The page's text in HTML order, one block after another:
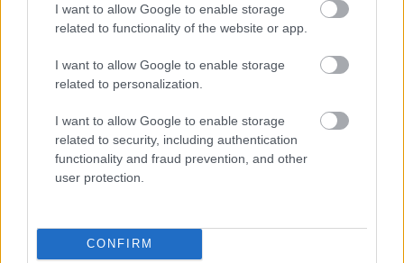
I want to allow Google to enable storage
related to functionality of the website or app.
I want to allow Google to enable storage
related to personalization.
I want to allow Google to enable storage
related to security, including authentication
functionality and fraud prevention, and other
user protection.
CONFIRM
KecsUPéntek, a legjobb pillanatok 2.
rész - Inasba akart tenni a 2026-os
A KecsUPéntek – a KecsUP Hírek véleménypodcastje –
legfrissebb különkiadásának második részében az elmúlt
hónapok legjobb pillanatait vettük sorra. A nyári szünet
előtti utolsó adásban több vicces, olyakor
elgondolkodtató témát idéztük fel.
Latyák Balázs